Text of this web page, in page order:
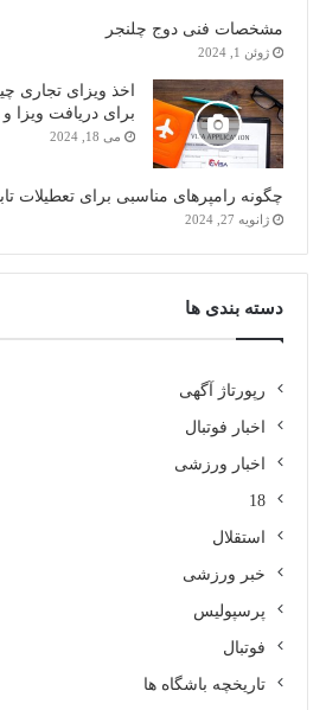
مشخصات فنی دوج چلنجر
ژوئن 1, 2024
اخذ ویزای تجاری
برای دریافت
می 18, 2024
چگونه رامپرهای مناسبی برای تعطیلات
ژانویه 27, 2024
دسته بندی ها
رپورتاژ آگهی
اخبار فوتبال
اخبار ورزشی
18
استقلال
خبر ورزشی
پرسپولیس
فوتبال
تاریخچه باشگاه ها